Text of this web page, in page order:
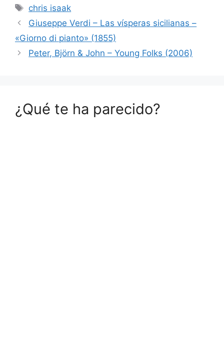
Etiquetas
chris isaak
Giuseppe Verdi – Las vísperas sicilianas –
«Giorno di pianto» (1855)
Peter, Björn & John – Young Folks (2006)
¿Qué te ha parecido?